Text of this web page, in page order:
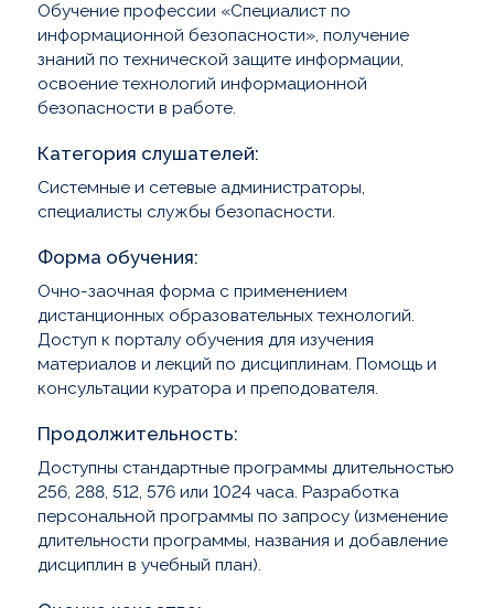
Обучение профессии «Специалист по
информационной безопасности», получение
знаний по технической защите информации,
освоение технологий информационной
безопасности в работе.
Категория слушателей
Системные и сетевые администраторы,
специалисты службы безопасности.
Форма обучения
Очно-заочная форма с применением
дистанционных образовательных технологий.
Доступ к порталу обучения для изучения
материалов и лекций по дисциплинам. Помощь и
консультации куратора и преподователя.
Продолжительность
Доступны стандартные программы длительностью
256, 288, 512, 576 или 1024 часа. Разработка
персональной программы по запросу (изменение
длительности программы, названия и добавление
дисциплин в учебный план).